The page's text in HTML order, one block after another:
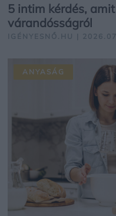
5 intim kérdés,
várandósságról
IGÉNYESNŐ.HU |
ANYASÁG